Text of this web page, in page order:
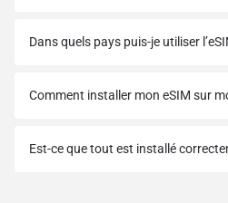
Dans quels pays puis-je utiliser
Comment installer mon eSIM sur
Est-ce que tout est installé